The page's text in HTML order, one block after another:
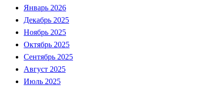
Январь 2026
Декабрь 2025
Ноябрь 2025
Октябрь 2025
Сентябрь 2025
Август 2025
Июль 2025